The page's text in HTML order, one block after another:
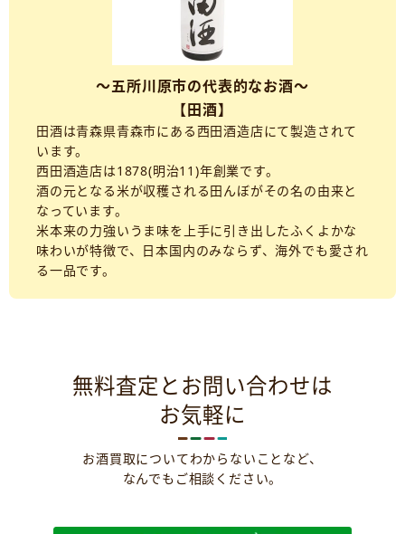
～五所川原市の代表的なお酒～
【田酒】
田酒は青森県青森市にある西田酒造店にて製造されて
います。
西田酒造店は1878(明治11)年創業です。
酒の元となる米が収穫される田んぼがその名の由来と
なっています。
米本来の力強いうま味を上手に引き出したふくよかな
味わいが特徴で、日本国内のみならず、海外でも愛され
る一品です。
無料査定とお問い合わせは
お気軽に
お酒買取についてわからないことなど、
なんでもご相談ください。